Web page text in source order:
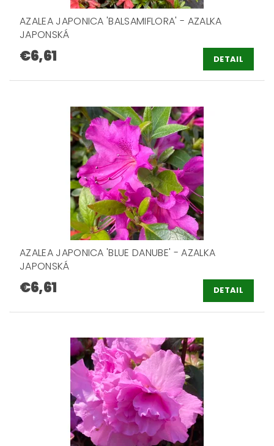
AZALEA JAPONICA 'BALSAMIFLORA' - AZALKA
JAPONSKÁ
€6,61 DETAIL
AZALEA JAPONICA 'BLUE DANUBE' - AZALKA
JAPONSKÁ
€6,61 DETAIL